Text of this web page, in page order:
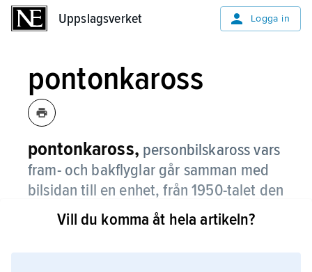
Uppslagsverket Logga in
pontonkaross
pontonkaross, personbilskaross vars
fram- och bakflyglar går samman med
bilsidan till en enhet, från 1950-talet den
dominerande karosstypen för
personbilar.
Vill du komma åt hela artikeln?